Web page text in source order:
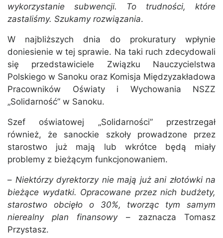
wykorzystanie subwencji. To trudności, które
zastaliśmy. Szukamy rozwiązania.
W najbliższych dnia do prokuratury wpłynie
doniesienie w tej sprawie. Na taki ruch zdecydowali
się przedstawiciele Związku Nauczycielstwa
Polskiego w Sanoku oraz Komisja Międzyzakładowa
Pracowników Oświaty i Wychowania NSZZ
„Solidarność” w Sanoku.
Szef oświatowej „Solidarności” przestrzegał
również, że sanockie szkoły prowadzone przez
starostwo już mają lub wkrótce będą miały
problemy z bieżącym funkcjonowaniem.
– Niektórzy dyrektorzy nie mają już ani złotówki na
bieżące wydatki. Opracowane przez nich budżety,
starostwo obcięło o 30%, tworząc tym samym
nierealny plan finansowy– zaznacza Tomasz
Przystasz.